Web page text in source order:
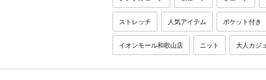
ストレッチ 人気アイテム ポケット付き
イオンモール和歌山店 ニット 大人カジ